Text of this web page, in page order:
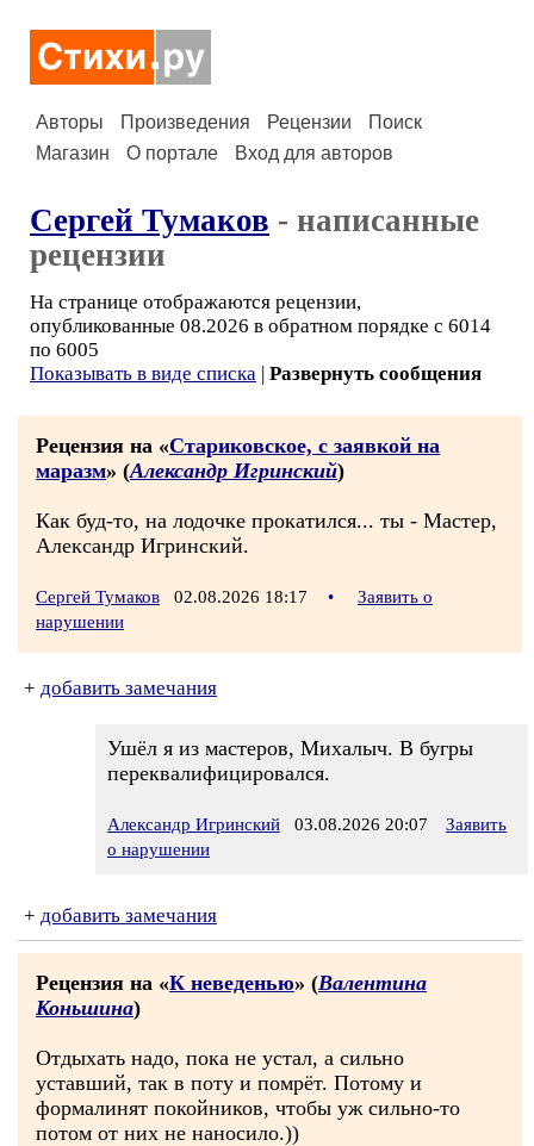
Авторы Произведения Рецензии
Поиск
Магазин
О портале Вход для авторов
Сергей Тумаков - написанные
рецензии
На странице отображаются рецензии,
опубликованные 08.2026 в обратном порядке с 6014
по 6005
Показывать в виде списка | Развернуть сообщения
Рецензия на «Стариковское, с заявкой на
маразм» (Александр Игринский)
Как буд-то, на лодочке прокатился... ты - Мастер,
Александр Игринский.
Сергей Тумаков 02.08.2026 18:17 •
Заявить о
нарушении
+ добавить замечания
Ушёл я из мастеров, Михалыч. В бугры
переквалифицировался.
Александр Игринский 03.08.2026 20:07
Заявить
о нарушении
+ добавить замечания
Рецензия на «К неведенью» (Валентина
Коньшина)
Отдыхать надо, пока не устал, а сильно
уставший, так в поту и помрёт. Потому и
формалинят покойников, чтобы уж сильно-то
потом от них не наносило.))